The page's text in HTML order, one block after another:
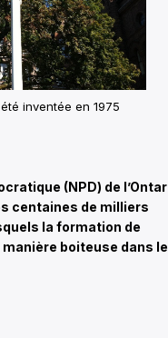
inventée en 1975
(NPD) de
centaines de milliers
la formation de
boiteuse dans le